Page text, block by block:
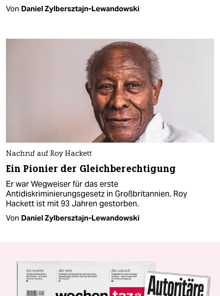
Von Daniel Zylbersztajn-Lewandowski
Nachruf auf Roy Hackett
Ein Pionier der Gleichberechtigung
Er war Wegweiser für das erste
Antidiskriminierungsgesetz in Großbritannien. Roy
Hackett ist mit 93 Jahren gestorben.
Von Daniel Zylbersztajn-Lewandowski